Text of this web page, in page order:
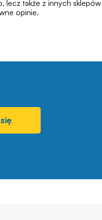
także z innych
opinie.